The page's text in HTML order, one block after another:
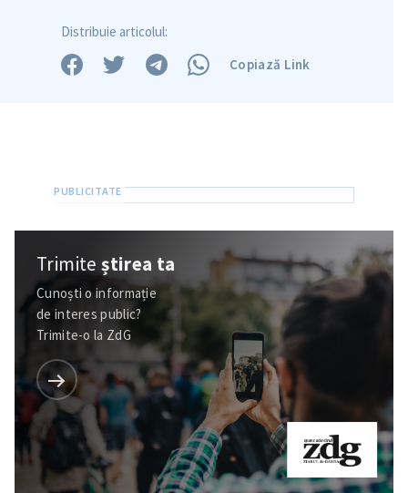
Distribuie articolul:
Copiază Link
Trimiteștirea ta
Cunoști o informație
de interes public?
Trimite-o la ZdG